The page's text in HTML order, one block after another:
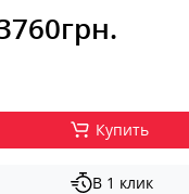
Купить
В 1 клик